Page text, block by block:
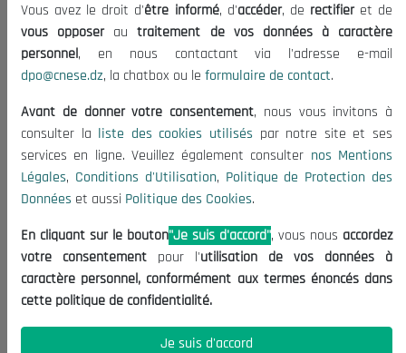
Informations utiles
Appels d'offres et Consultations
Mentions Légales
Conditions d'Utilisation
Politique de Protection des Données
Politique des Cookies
Nous Contacter
(+213) 021 98 01 00|01|02
contact@cnese.dz
Suggestions ou Initiatives ?
Newsletter
dernières nouvelles.
Vous avez le droit d'être informé, d'accéder, de rectifieret de
vous opposerautraitement de vos données à caractère
personnel, en nous contactant via l'adresse e-mail
dpo@cnese.dz, la chatbox ou le formulaire de contact.
Avant de donner votre consentement, nous vous invitons à
consulter la liste des cookies utilisés par notre site et ses
services en ligne. Veuillez également consulter nos Mentions
Légales, Conditions d'Utilisation, Politique de Protection des
Données et aussi Politique des Cookies.
En cliquant sur le bouton"Je suis d'accord", vous nous accordez
votre consentement pour l'utilisation de vos données à
caractère personnel, conformément aux termes énoncés dans
cette politique de confidentialité.
Je suis d'accord